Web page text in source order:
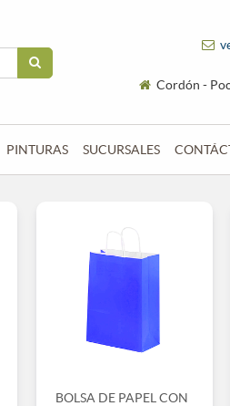
Cordón -
PINTURAS SUCURSALES
BOLSA DE PAPEL CON